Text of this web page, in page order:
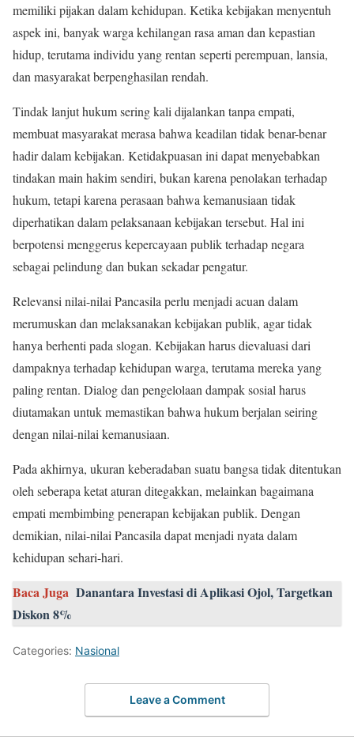
memiliki pijakan dalam kehidupan. Ketika kebijakan menyentuh
aspek ini, banyak warga kehilangan rasa aman dan kepastian
hidup, terutama individu yang rentan seperti perempuan, lansia,
dan masyarakat berpenghasilan rendah.
Tindak lanjut hukum sering kali dijalankan tanpa empati,
membuat masyarakat merasa bahwa keadilan tidak benar-benar
hadir dalam kebijakan. Ketidakpuasan ini dapat menyebabkan
tindakan main hakim sendiri, bukan karena penolakan terhadap
hukum, tetapi karena perasaan bahwa kemanusiaan tidak
diperhatikan dalam pelaksanaan kebijakan tersebut. Hal ini
berpotensi menggerus kepercayaan publik terhadap negara
sebagai pelindung dan bukan sekadar pengatur.
Relevansi nilai-nilai Pancasila perlu menjadi acuan dalam
merumuskan dan melaksanakan kebijakan publik, agar tidak
hanya berhenti pada slogan. Kebijakan harus dievaluasi dari
dampaknya terhadap kehidupan warga, terutama mereka yang
paling rentan. Dialog dan pengelolaan dampak sosial harus
diutamakan untuk memastikan bahwa hukum berjalan seiring
dengan nilai-nilai kemanusiaan.
Pada akhirnya, ukuran keberadaban suatu bangsa tidak ditentukan
oleh seberapa ketat aturan ditegakkan, melainkan bagaimana
empati membimbing penerapan kebijakan publik. Dengan
demikian, nilai-nilai Pancasila dapat menjadi nyata dalam
kehidupan sehari-hari.
Baca Juga Danantara Investasi di Aplikasi Ojol, Targetkan
Diskon 8%
Categories: Nasional
Leave a Comment